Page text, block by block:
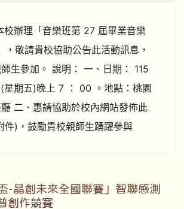
校辦理「音樂班第 27 屆畢業音樂
，敬請貴校協助公告此活動訊息，
生參加。 說明： 一、日期： 115
星期五)晚上 7 ： 00 。地點：桃園
二、惠請協助於校內網站發佈此
件)，鼓勵貴校親師生踴躍參與
-晶創未來全國聯賽」智聯感測
創作競賽